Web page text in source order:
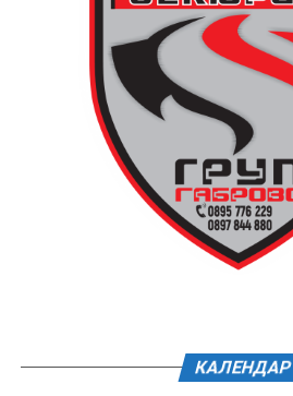
КАЛЕНДАР